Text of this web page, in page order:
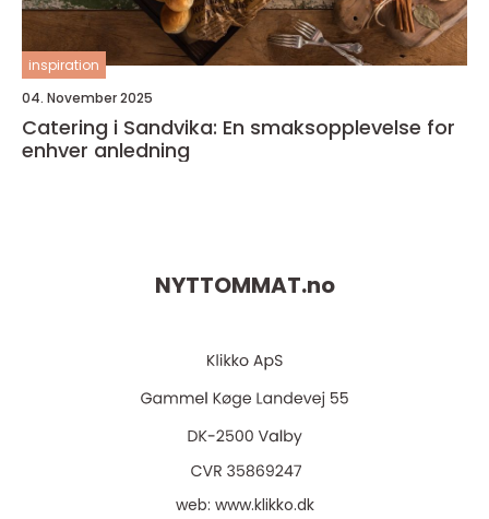
inspiration
04. November 2025
Catering i Sandvika: En smaksopplevelse for
enhver anledning
NYTTOMMAT.no
web: www.klikko.dk